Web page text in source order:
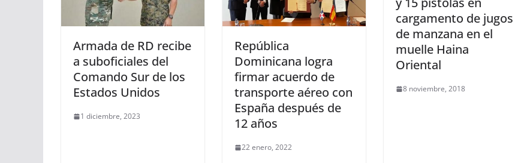
Armada de RD recibe
a suboficiales del
Comando Sur de los
Estados Unidos
1 diciembre, 2023
República
Dominicana logra
firmar acuerdo de
transporte aéreo con
España después de
12 años
22 enero, 2022
cargamento de jugos
de manzana en el
muelle Haina
Oriental
8 noviembre, 2018